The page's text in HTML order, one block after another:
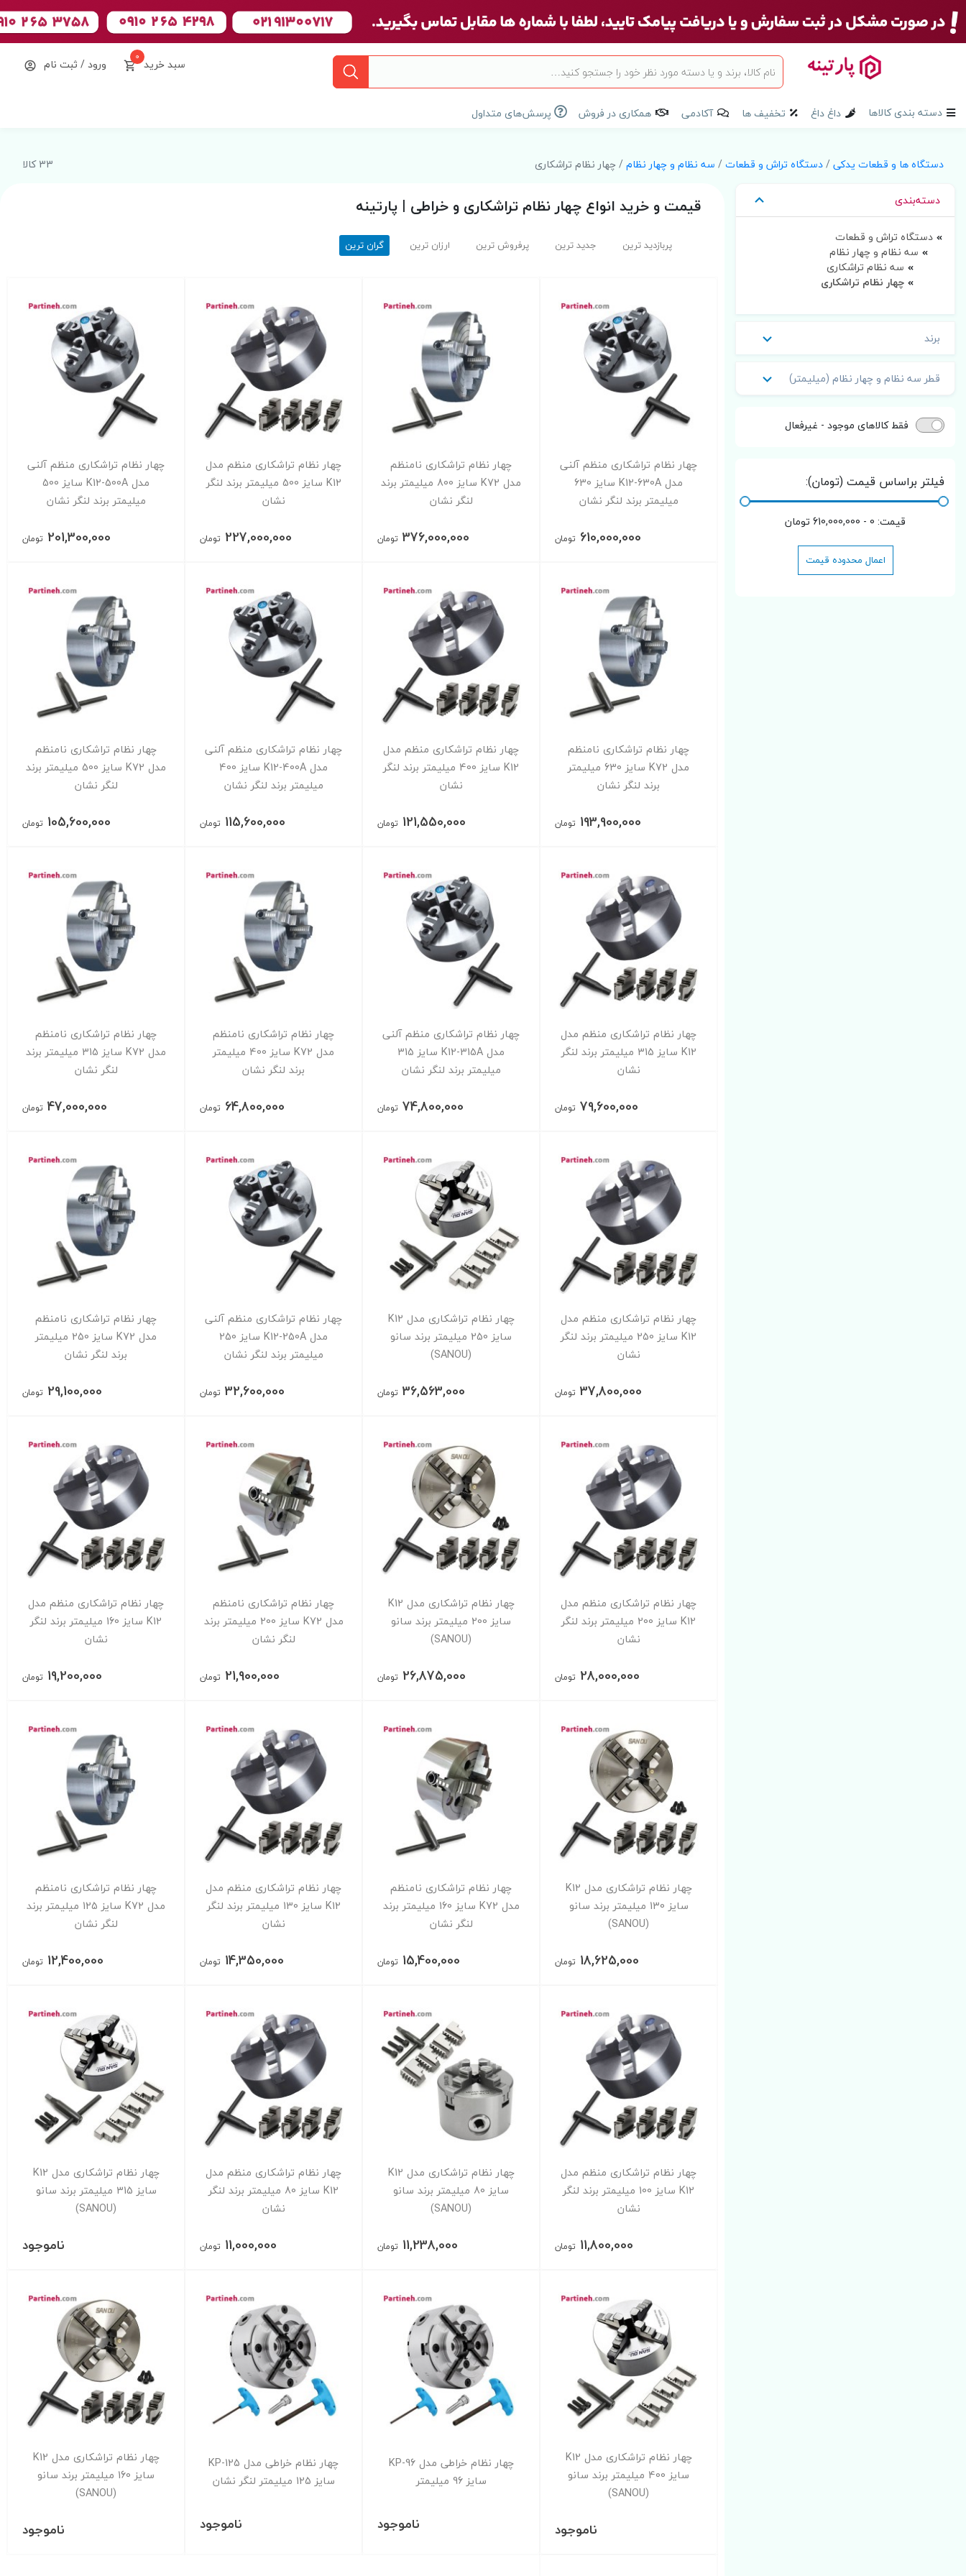
ورود / ثبت نام سبد خرید 0
دسته بندی کالاها داغ داغ تخفیف ها آکادمی همکاری در فروش پرسش‌های متداول
دستگاه ها و قطعات یدکی/دستگاه تراش و قطعات/ سه نظام و چهار نظام/ چهار نظام تراشکاری
33 کالا
دسته‌بندی
دستگاه تراش و قطعات
سه نظام و چهار نظام
سه نظام تراشکاری
چهار نظام تراشکاری
برند
قطر سه نظام و چهار نظام (میلیمتر)
فقط کالاهای موجود - غیرفعال
فیلتر براساس قیمت (تومان):
قیمت: 0 - 610,000,000 تومان
اعمال محدوده قیمت
قیمت و خرید انواع چهار نظام تراشکاری و خراطی | پارتینه
پربازدید ترین جدید ترین پرفروش ترین ارزان ترین گران ترین
چهار نظام تراشکاری منظم آلنی
مدل K12-630A سایز 630
میلیمتر برند لنگر نشان
610,000,000 تومان
چهار نظام تراشکاری نامنظم
مدل K72 سایز 800 میلیمتر برند
لنگر نشان
376,000,000 تومان
چهار نظام تراشکاری منظم مدل
K12 سایز 500 میلیمتر برند لنگر
نشان
227,000,000 تومان
چهار نظام تراشکاری منظم آلنی
مدل K12-500A سایز 500
میلیمتر برند لنگر نشان
201,300,000 تومان
چهار نظام تراشکاری نامنظم
مدل K72 سایز 630 میلیمتر
برند لنگر نشان
193,900,000 تومان
چهار نظام تراشکاری منظم مدل
K12 سایز 400 میلیمتر برند لنگر
نشان
121,550,000 تومان
چهار نظام تراشکاری منظم آلنی
مدل K12-400A سایز 400
میلیمتر برند لنگر نشان
115,600,000 تومان
چهار نظام تراشکاری نامنظم
مدل K72 سایز 500 میلیمتر برند
لنگر نشان
105,600,000 تومان
چهار نظام تراشکاری منظم مدل
K12 سایز 315 میلیمتر برند لنگر
نشان
79,600,000 تومان
چهار نظام تراشکاری منظم آلنی
مدل K12-315A سایز 315
میلیمتر برند لنگر نشان
74,800,000 تومان
چهار نظام تراشکاری نامنظم
مدل K72 سایز 400 میلیمتر
برند لنگر نشان
64,800,000 تومان
چهار نظام تراشکاری نامنظم
مدل K72 سایز 315 میلیمتر برند
لنگر نشان
47,000,000 تومان
چهار نظام تراشکاری منظم مدل
K12 سایز 250 میلیمتر برند لنگر
نشان
37,800,000 تومان
چهار نظام تراشکاری مدل K12
سایز 250 میلیمتر برند سانو
(SANOU)
36,563,000 تومان
چهار نظام تراشکاری منظم آلنی
مدل K12-250A سایز 250
میلیمتر برند لنگر نشان
32,600,000 تومان
چهار نظام تراشکاری نامنظم
مدل K72 سایز 250 میلیمتر
برند لنگر نشان
29,100,000 تومان
چهار نظام تراشکاری منظم مدل
K12 سایز 200 میلیمتر برند لنگر
نشان
28,000,000 تومان
چهار نظام تراشکاری مدل K12
سایز 200 میلیمتر برند سانو
(SANOU)
26,875,000 تومان
چهار نظام تراشکاری نامنظم
مدل K72 سایز 200 میلیمتر برند
لنگر نشان
21,900,000 تومان
چهار نظام تراشکاری منظم مدل
K12 سایز 160 میلیمتر برند لنگر
نشان
19,200,000 تومان
چهار نظام تراشکاری مدل K12
سایز 130 میلیمتر برند سانو
(SANOU)
18,625,000 تومان
چهار نظام تراشکاری نامنظم
مدل K72 سایز 160 میلیمتر برند
لنگر نشان
15,400,000 تومان
چهار نظام تراشکاری منظم مدل
K12 سایز 130 میلیمتر برند لنگر
نشان
14,350,000 تومان
چهار نظام تراشکاری نامنظم
مدل K72 سایز 125 میلیمتر برند
لنگر نشان
12,400,000 تومان
چهار نظام تراشکاری منظم مدل
K12 سایز 100 میلیمتر برند لنگر
نشان
11,800,000 تومان
چهار نظام تراشکاری مدل K12
سایز 80 میلیمتر برند سانو
(SANOU)
11,238,000 تومان
چهار نظام تراشکاری منظم مدل
K12 سایز 80 میلیمتر برند لنگر
نشان
11,000,000 تومان
چهار نظام تراشکاری مدل K12
سایز 315 میلیمتر برند سانو
(SANOU)
ناموجود
چهار نظام تراشکاری مدل K12
سایز 400 میلیمتر برند سانو
(SANOU)
ناموجود
چهار نظام خراطی مدل KP-96
سایز 96 میلیمتر
ناموجود
چهار نظام خراطی مدل KP-125
سایز 125 میلیمتر لنگر نشان
ناموجود
چهار نظام تراشکاری مدل K12
سایز 160 میلیمتر برند سانو
(SANOU)
ناموجود